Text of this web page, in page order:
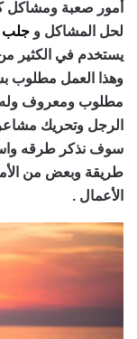
أمور صعبة ومشاكل
لحل المشاكل و جلب
يستخدم في الكثير من
وهذا العمل مطلوب
مطلوب ومعروف وله
الرجل وتحريك
سوف نذكر طرقه
طريقة وبعض من
الأعمال .